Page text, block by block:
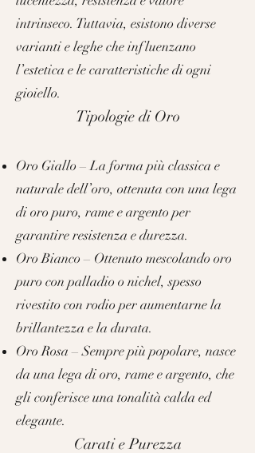
intrinseco. Tuttavia, esistono diverse
varianti e leghe che influenzano
l’estetica e le caratteristiche di ogni
gioiello.
Tipologie di Oro
Oro Giallo – La forma più classica e
naturale dell’oro, ottenuta con una lega
di oro puro, rame e argento per
garantire resistenza e durezza.
Oro Bianco – Ottenuto mescolando oro
puro con palladio o nichel, spesso
rivestito con rodio per aumentarne la
brillantezza e la durata.
Oro Rosa – Sempre più popolare, nasce
da una lega di oro, rame e argento, che
gli conferisce una tonalità calda ed
elegante.
Carati e Purezza